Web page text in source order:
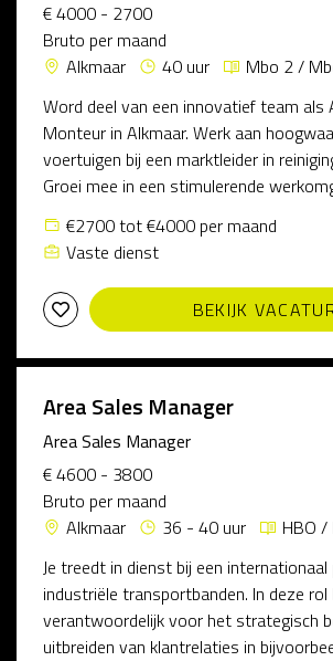
€ 4000 - 2700
Bruto per maand
Alkmaar
40 uur
Mbo 2 /
Word deel van een innovatief team als
Monteur in Alkmaar. Werk aan
voertuigen bij een marktleider in
Groei mee in een stimulerende
€2700 tot €4000 per maand
Vaste dienst
BEKIJK
Area Sales Manager
Area Sales Manager
€ 4600 - 3800
Bruto per maand
Alkmaar
36 - 40 uur
HBO /
Je treedt in dienst bij een
industriële transportbanden. In deze rol
verantwoordelijk voor het strategisch
uitbreiden van klantrelaties in